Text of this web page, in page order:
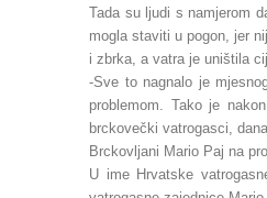
Tada su ljudi s namjerom
mogla staviti u pogon, jer
i zbrka, a vatra je uništila
-Sve to nagnalo je
problemom. Tako je
brckovečki vatrogasci,
Brckovljani Mario Paj na
U ime Hrvatske